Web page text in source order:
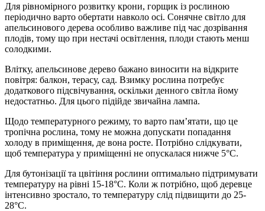
Для рівномірного розвитку крони, горщик із рослиною
періодично варто обертати навколо осі. Сонячне світло для
апельсинового дерева особливо важливе під час дозрівання
плодів, тому що при нестачі освітлення, плоди стають менш
солодкими.
Влітку, апельсинове дерево бажано виносити на відкрите
повітря: балкон, терасу, сад. Взимку рослина потребує
додаткового підсвічування, оскільки денного світла йому
недостатньо. Для цього підійде звичайна лампа.
Щодо температурного режиму, то варто пам’ятати, що це
тропічна рослина, тому не можна допускати попадання
холоду в приміщення, де вона росте. Потрібно слідкувати,
щоб температура у приміщенні не опускалася нижче 5°C.
Для бутонізації та цвітіння рослини оптимально підтримувати
температуру на рівні 15-18°C. Коли ж потрібно, щоб деревце
інтенсивно зростало, то температуру слід підвищити до 25-
28°C.